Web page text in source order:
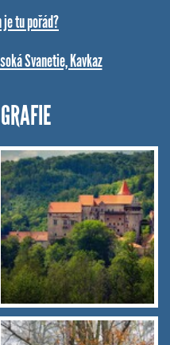
je tu pořád?
Svanetie, Kavkaz